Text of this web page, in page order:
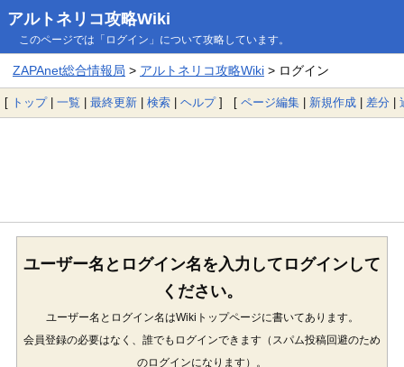
アルトネリコ攻略Wiki
このページでは「ログイン」について攻略しています。
ZAPAnet総合情報局 > アルトネリコ攻略Wiki> ログイン
[ トップ| 一覧 | 最終更新 | 検索 | ヘルプ] [ ページ編集 | 新規作成 | 差分 |
ユーザー名とログイン名を入力してログインして
ください。
ユーザー名とログイン名はWikiトップページに書いてあります。
会員登録の必要はなく、誰でもログインできます（スパム投稿回避のため
のログインになります）。